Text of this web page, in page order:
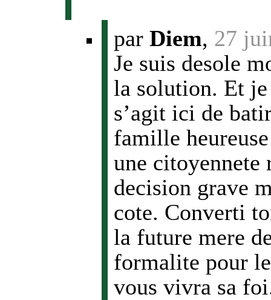
par Diem, 27
Je suis desole
la solution. Et
s’agit ici de
famille
une citoyennete
decision grave
cote. Converti
la future mere
formalite pour
vous vivra sa